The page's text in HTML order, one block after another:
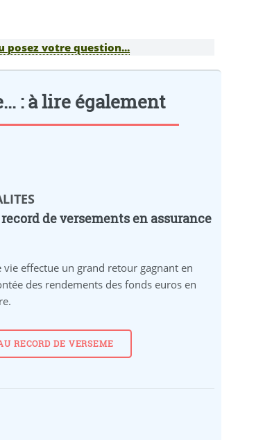
posez votre question...
: à lire également
de versements en assurance
vie effectue un grand retour gagnant en
des rendements des fonds euros en
RECORD DE VERSEME